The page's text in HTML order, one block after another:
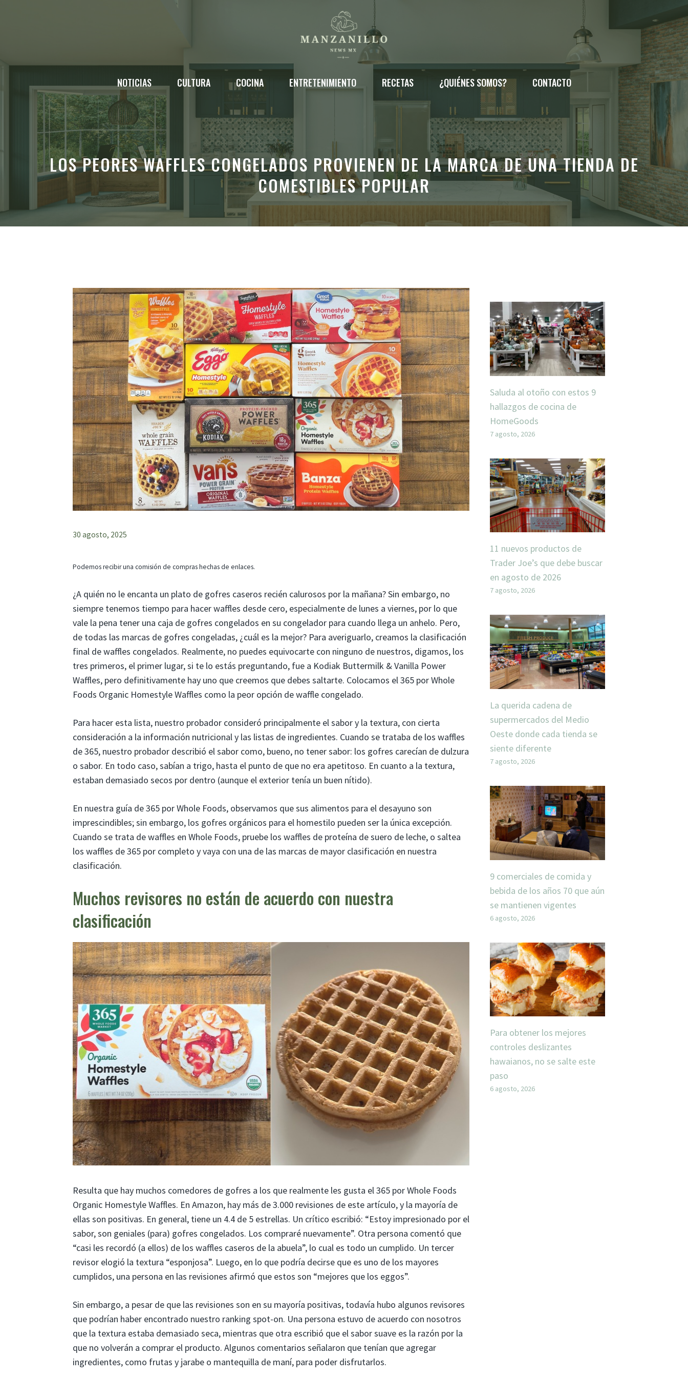
NOTICIAS CULTURA COCINA ENTRETENIMIENTO RECETAS ¿QUIÉNES SOMOS? CONTACTO
LOS PEORES WAFFLES CONGELADOS PROVIENEN DE LA MARCA DE UNA TIENDA DE
COMESTIBLES POPULAR
30 agosto, 2025
Podemos recibir una comisión de compras hechas de enlaces.
¿A quién no le encanta un plato de gofres caseros recién calurosos por la mañana? Sin embargo, no
siempre tenemos tiempo para hacer waffles desde cero, especialmente de lunes a viernes, por lo que
vale la pena tener una caja de gofres congelados en su congelador para cuando llega un anhelo. Pero,
de todas las marcas de gofres congeladas, ¿cuál es la mejor? Para averiguarlo, creamos la clasificación
final de waffles congelados. Realmente, no puedes equivocarte con ninguno de nuestros, digamos, los
tres primeros, el primer lugar, si te lo estás preguntando, fue a Kodiak Buttermilk & Vanilla Power
Waffles, pero definitivamente hay uno que creemos que debes saltarte. Colocamos el 365 por Whole
Foods Organic Homestyle Waffles como la peor opción de waffle congelado.
Para hacer esta lista, nuestro probador consideró principalmente el sabor y la textura, con cierta
consideración a la información nutricional y las listas de ingredientes. Cuando se trataba de los waffles
de 365, nuestro probador describió el sabor como, bueno, no tener sabor: los gofres carecían de dulzura
o sabor. En todo caso, sabían a trigo, hasta el punto de que no era apetitoso. En cuanto a la textura,
estaban demasiado secos por dentro (aunque el exterior tenía un buen nítido).
En nuestra guía de 365 por Whole Foods, observamos que sus alimentos para el desayuno son
imprescindibles; sin embargo, los gofres orgánicos para el homestilo pueden ser la única excepción.
Cuando se trata de waffles en Whole Foods, pruebe los waffles de proteína de suero de leche, o saltea
los waffles de 365 por completo y vaya con una de las marcas de mayor clasificación en nuestra
clasificación.
Muchos revisores no están de acuerdo con nuestra
clasificación
Resulta que hay muchos comedores de gofres a los que realmente les gusta el 365 por Whole Foods
Organic Homestyle Waffles. En Amazon, hay más de 3.000 revisiones de este artículo, y la mayoría de
ellas son positivas. En general, tiene un 4.4 de 5 estrellas. Un crítico escribió: “Estoy impresionado por el
sabor, son geniales (para) gofres congelados. Los compraré nuevamente”. Otra persona comentó que
“casi les recordó (a ellos) de los waffles caseros de la abuela”, lo cual es todo un cumplido. Un tercer
revisor elogió la textura “esponjosa”. Luego, en lo que podría decirse que es uno de los mayores
cumplidos, una persona en las revisiones afirmó que estos son “mejores que los eggos”.
Sin embargo, a pesar de que las revisiones son en su mayoría positivas, todavía hubo algunos revisores
que podrían haber encontrado nuestro ranking spot-on. Una persona estuvo de acuerdo con nosotros
que la textura estaba demasiado seca, mientras que otra escribió que el sabor suave es la razón por la
que no volverán a comprar el producto. Algunos comentarios señalaron que tenían que agregar
ingredientes, como frutas y jarabe o mantequilla de maní, para poder disfrutarlos.
Saluda al otoño con estos 9
hallazgos de cocina de
HomeGoods
7 agosto, 2026
11 nuevos productos de
Trader Joe’s que debe buscar
en agosto de 2026
7 agosto, 2026
La querida cadena de
supermercados del Medio
Oeste donde cada tienda se
siente diferente
7 agosto, 2026
9 comerciales de comida y
bebida de los años 70 que aún
se mantienen vigentes
6 agosto, 2026
Para obtener los mejores
controles deslizantes
hawaianos, no se salte este
paso
6 agosto, 2026